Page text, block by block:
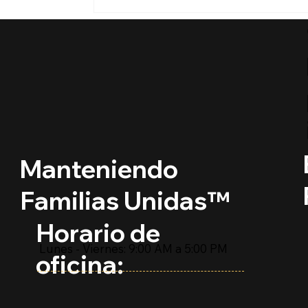
permiso de trabajo en
Manteniendo
Familias Unidas™
Horario de
oficina: